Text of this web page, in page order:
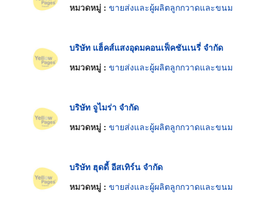
หมวดหมู่ : ขายส่งและผู้ผลิตลูกกวาดและขนม
บริษัท แฮ็คส์แสงอุดมคอนเฟ็คชันเนรี่ จำกัด
หมวดหมู่ : ขายส่งและผู้ผลิตลูกกวาดและขนม
บริษัท จูไมร่า จำกัด
หมวดหมู่ : ขายส่งและผู้ผลิตลูกกวาดและขนม
บริษัท ฮุดดี้ อีสเทิร์น จำกัด
หมวดหมู่ : ขายส่งและผู้ผลิตลูกกวาดและขนม